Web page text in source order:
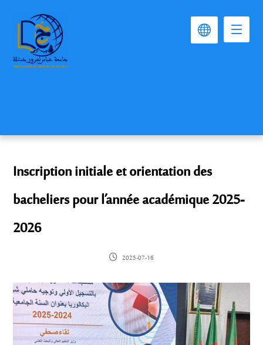
Inscription initiale et orientation des
bacheliers pour l’année académique 2025-
2026
2025-07-16